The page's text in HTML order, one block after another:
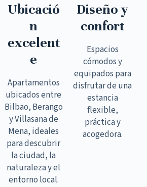
Ubicació
n
excelent
e
Apartamentos
ubicados entre
Bilbao, Berango
y Villasana de
Mena, ideales
para descubrir
la ciudad, la
naturaleza y el
entorno local.
Diseño y
confort
Espacios
cómodos y
equipados para
disfrutar de una
estancia
flexible,
práctica y
acogedora.